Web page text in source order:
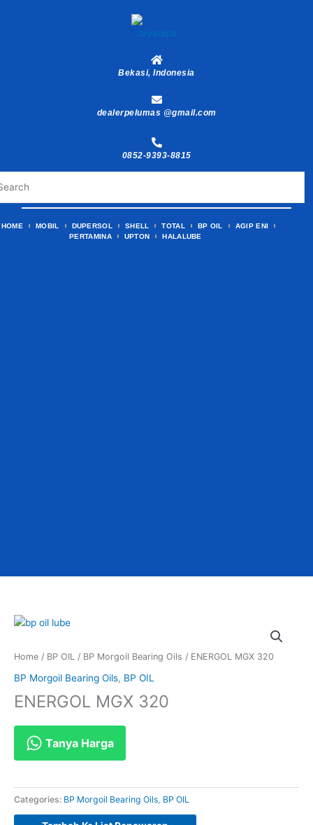
Bekasi, Indonesia
dealerpelumas @gmail.com
0852-9393-8815
HOME MOBIL DUPERSOL SHELL TOTAL BP OIL
AGIP ENI
PERTAMINA
UPTON HALALUBE
Home / BP OIL / BP Morgoil Bearing Oils / ENERGOL MGX 320
BP Morgoil Bearing Oils, BP OIL
ENERGOL MGX 320
Tanya Harga
Categories: BP Morgoil Bearing Oils, BP OIL